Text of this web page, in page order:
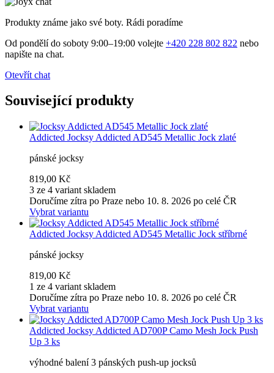
Produkty známe jako své boty. Rádi poradíme
Od pondělí do soboty 9:00–19:00 volejte +420 228 802 822 nebo
napište na chat.
Otevřít chat
Související produkty
Addicted Jocksy Addicted AD545 Metallic Jock zlaté
pánské jocksy
819,00 Kč
3 ze 4 variant skladem
Doručíme zítra po Praze nebo 10. 8. 2026 po celé ČR
Vybrat variantu
Addicted Jocksy Addicted AD545 Metallic Jock stříbrné
pánské jocksy
819,00 Kč
1 ze 4 variant skladem
Doručíme zítra po Praze nebo 10. 8. 2026 po celé ČR
Vybrat variantu
Addicted Jocksy Addicted AD700P Camo Mesh Jock Push
Up 3 ks
výhodné balení 3 pánských push-up jocksů